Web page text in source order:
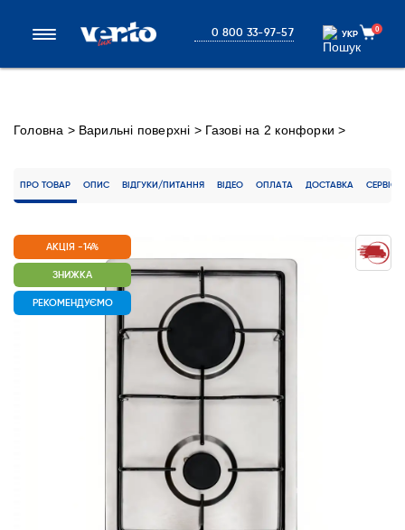
0 800 33-97-57 УКР
УКР
0
Головна > Варильні поверхні > Газові на 2 конфорки >
ПРО ТОВАР ОПИС ВІДГУКИ/ПИТАННЯ ВІДЕО ОПЛАТА ДОСТАВКА СЕРВІС
АКЦІЯ -14%
ЗНИЖКА
РЕКОМЕНДУЄМО